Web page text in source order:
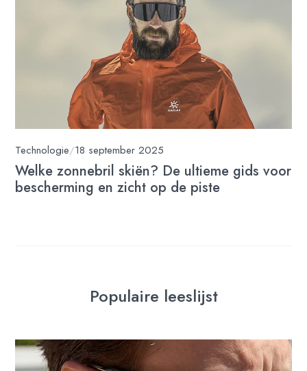
Technologie/18 september 2025
Welke zonnebril skiën? De ultieme gids voor
bescherming en zicht op de piste
Populaire leeslijst